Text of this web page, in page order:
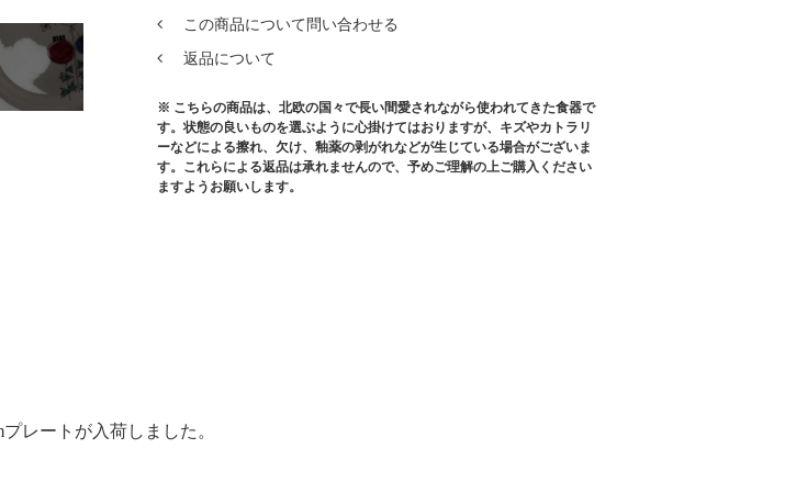
この商品について問い合わせる
返品について
※ こちらの商品は、北欧の国々で長い間愛されながら使われてきた食器で
す。状態の良いものを選ぶように心掛けてはおりますが、キズやカトラリ
ーなどによる擦れ、欠け、釉薬の剥がれなどが生じている場合がございま
す。これらによる返品は承れませんので、予めご理解の上ご購入ください
ますようお願いします。
レートが入荷しました。